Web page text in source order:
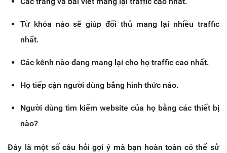
Từ khóa nào sẽ giúp đối thủ mang lại nhiều traffic
nhất.
Các kênh nào đang mang lại cho họ traffic cao nhất.
Họ tiếp cận người dùng bằng hình thức nào.
Người dùng tìm kiếm website của họ bằng các thiết bị
nào?
Đây là một số câu hỏi gợi ý mà bạn hoàn toàn có thể sử